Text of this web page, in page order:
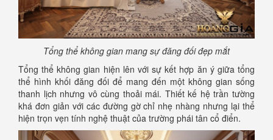
Tổng thể không gian mang sự đăng đối đẹp mắt
Tổng thể không gian hiện lên với sự kết hợp ăn ý giữa tổng
thể hình khối đăng đối để mang đến một không gian sống
thanh lịch nhưng vô cùng thoải mái. Thiết kế hệ trần tường
khá đơn giản với các đường gờ chỉ nhẹ nhàng nhưng lại thể
hiện trọn vẹn tính nghệ thuật của trường phái tân cổ điển.